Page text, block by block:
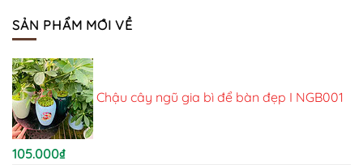
SẢN PHẨM MỚI VỀ
Chậu cây ngũ gia bì để bàn đẹp I NGB001
105.000₫